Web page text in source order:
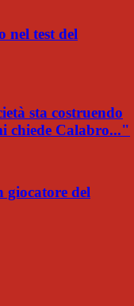
nel test del
sta costruendo
chiede Calabro..."
del